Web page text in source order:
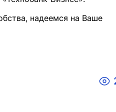
надеемся на Ваше